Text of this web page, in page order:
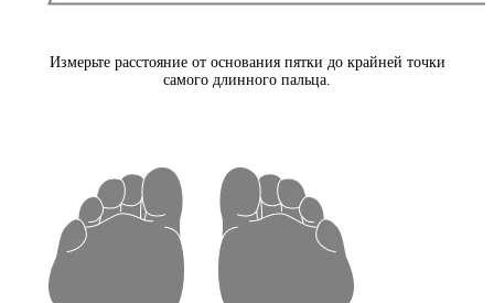
Измерьте расстояние от основания пятки до крайней точки
самого длинного пальца.